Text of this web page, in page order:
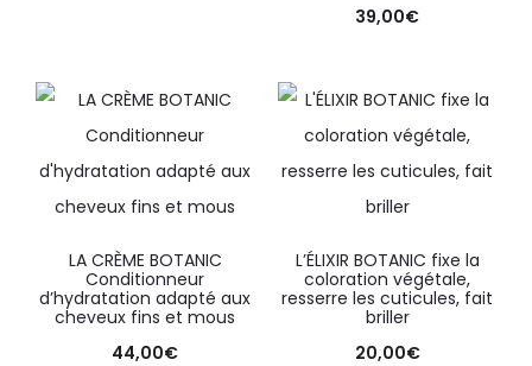
39,00€
LA CRÈME BOTANIC
Conditionneur
d’hydratation adapté aux
cheveux fins et mous
44,00€
L’ÉLIXIR BOTANIC fixe la
coloration végétale,
resserre les cuticules, fait
briller
20,00€